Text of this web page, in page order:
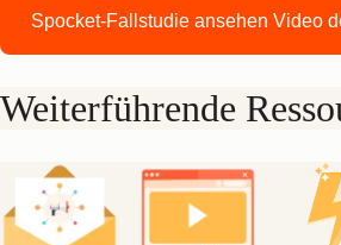
Spocket-Fallstudie ansehen Video
Weiterführende